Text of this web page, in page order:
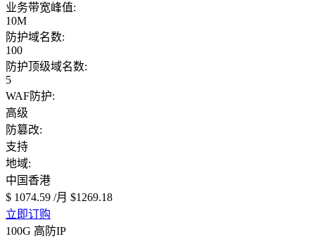
业务带宽峰值:
10M
防护域名数:
100
防护顶级域名数:
5
WAF防护:
高级
防篡改:
支持
地域:
中国香港
$ 1074.59 /月 $1269.18
立即订购
100G 高防IP